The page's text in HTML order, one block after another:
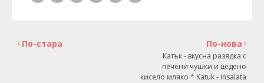
По-нова
Катък - вкусна разядка с
печени чушки и цедено
кисело мляко * Katuk - insalata
По-стара